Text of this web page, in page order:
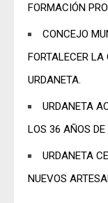
FORMACIÓN
CONCEJO
FORTALECER LA
URDANETA.
URDANETA
LOS 36 AÑOS
URDANETA
NUEVOS